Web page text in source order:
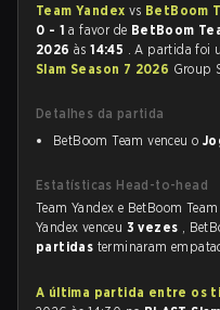
Team Yandex vs BetBoom
0 - 1 a favor de BetBoom
2026 às14:45 . A partida foi
Slam Season 7 2026 Group
Detalhes da partida
BetBoom Team venceu o
Estatísticas Head-to-head
Team Yandex e BetBoom
Yandex venceu 3 vezes ,
partidas terminaram
A última partida entre os